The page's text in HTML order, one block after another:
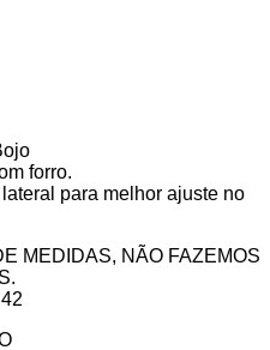
forro.
para melhor ajuste no
MEDIDAS, NÃO FAZEMOS